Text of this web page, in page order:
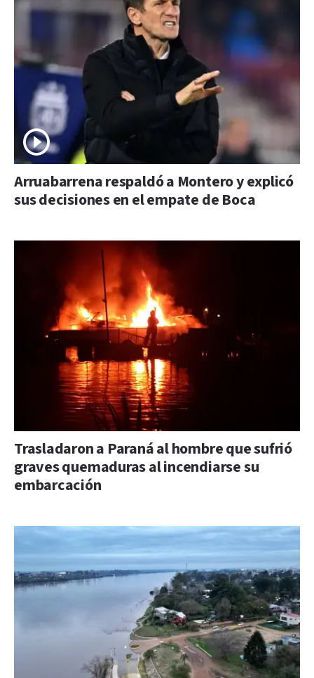
Arruabarrena respaldó a Montero y explicó
sus decisiones en el empate de Boca
Trasladaron a Paraná al hombre que sufrió
graves quemaduras al incendiarse su
embarcación